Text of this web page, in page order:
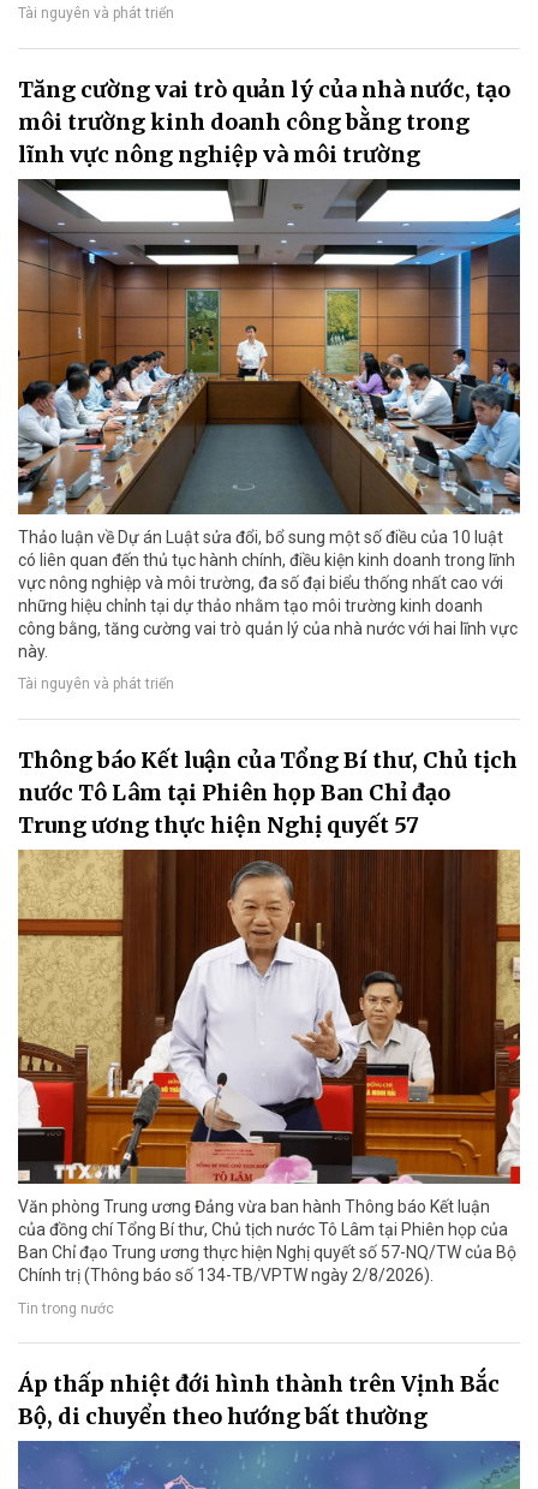
Tài nguyên và phát triển
Tăng cường vai trò quản lý của nhà nước, tạo
môi trường kinh doanh công bằng trong
lĩnh vực nông nghiệp và môi trường
Thảo luận về Dự án Luật sửa đổi, bổ sung một số điều của 10 luật
có liên quan đến thủ tục hành chính, điều kiện kinh doanh trong lĩnh
vực nông nghiệp và môi trường, đa số đại biểu thống nhất cao với
những hiệu chỉnh tại dự thảo nhằm tạo môi trường kinh doanh
công bằng, tăng cường vai trò quản lý của nhà nước với hai lĩnh vực
này.
Tài nguyên và phát triển
Thông báo Kết luận của Tổng Bí thư, Chủ tịch
nước Tô Lâm tại Phiên họp Ban Chỉ đạo
Trung ương thực hiện Nghị quyết 57
Văn phòng Trung ương Đảng vừa ban hành Thông báo Kết luận
của đồng chí Tổng Bí thư, Chủ tịch nước Tô Lâm tại Phiên họp của
Ban Chỉ đạo Trung ương thực hiện Nghị quyết số 57-NQ/TW của Bộ
Chính trị (Thông báo số 134-TB/VPTW ngày 2/8/2026).
Tin trong nước
Áp thấp nhiệt đới hình thành trên Vịnh Bắc
Bộ, di chuyển theo hướng bất thường